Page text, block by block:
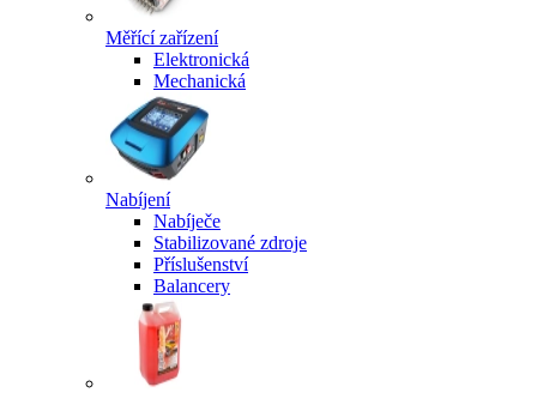
Měřící zařízení
Elektronická
Mechanická
Nabíjení
Nabíječe
Stabilizované zdroje
Příslušenství
Balancery